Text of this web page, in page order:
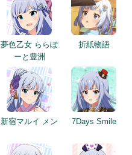
夢色乙女 ららぽ
ーと豊洲
折紙物語
新宿マルイ メン 7Days Smile